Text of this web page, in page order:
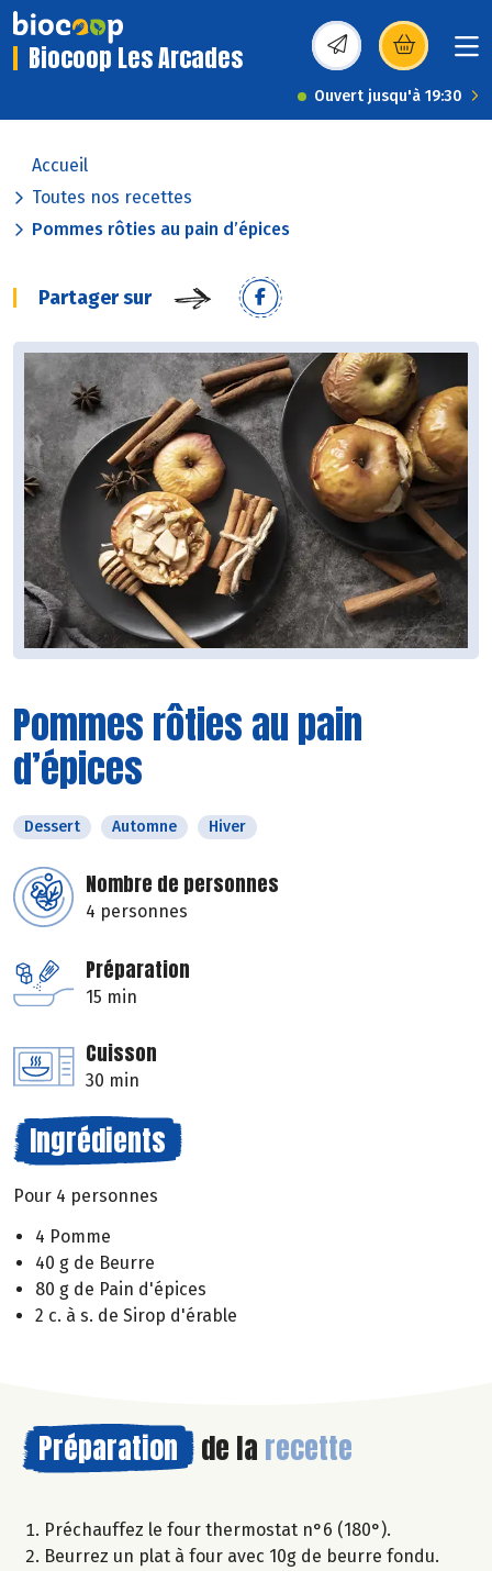
Biocoop Les Arcades (s’ouvre dans une
Ouvert jusqu'à 19:30
Accueil
Toutes nos recettes
Pommes rôties au pain d’épices
Partager sur
Pommes rôties au pain
d’épices
Dessert Automne Hiver
Nombre de personnes
4 personnes
Préparation
15 min
Cuisson
30 min
Ingrédients
Pour 4 personnes
4 Pomme
40 g de Beurre
80 g de Pain d'épices
2 c. à s. de Sirop d'érable
Préparation de la recette
Préchauffez le four thermostat n°6 (180°).
Beurrez un plat à four avec 10g de beurre fondu.